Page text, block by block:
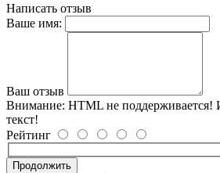
Написать отзыв
Ваше имя:
Ваш отзыв
Внимание: HTML не поддерживается!
текст!
Рейтинг
Продолжить